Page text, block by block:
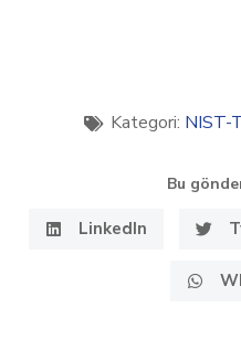
Kategori: NIST-
Bu
LinkedIn